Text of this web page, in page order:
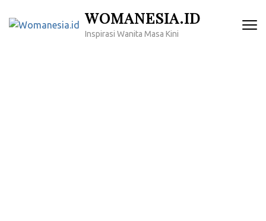
WOMANESIA.ID
Inspirasi Wanita Masa Kini